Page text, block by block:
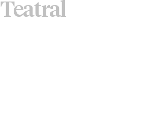
Teatral